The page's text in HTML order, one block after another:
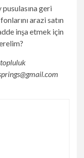
pusulasına geri
arazi satın
inşa etmek için